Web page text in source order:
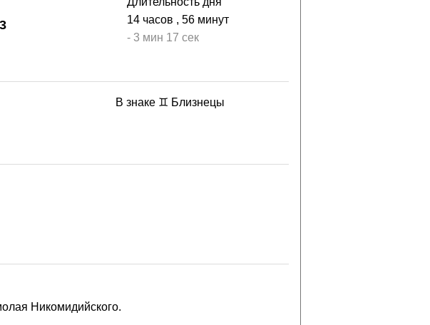
14 часов , 56 минут
- 3 мин 17 сек
В знаке ♊ Близнецы
Никомидийского.